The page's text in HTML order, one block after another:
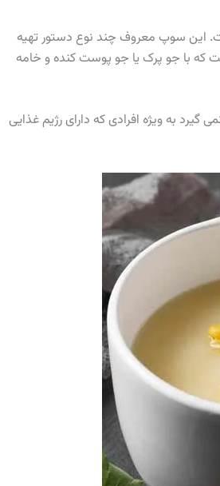
این سوپ معروف چند نوع دستور تهیه
که با جو پرک یا جو پوست کنده و خامه
گیرد به ویژه افرادی که دارای رژیم غذایی